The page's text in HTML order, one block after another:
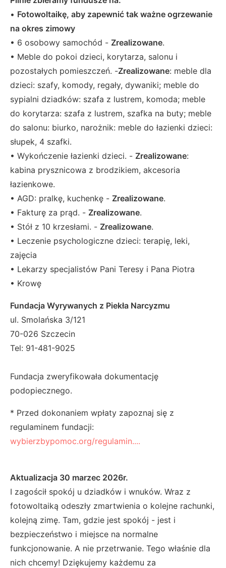
• Fotowoltaikę, aby zapewnić tak ważne ogrzewanie
na okres zimowy
• 6 osobowy samochód - Zrealizowane.
• Meble do pokoi dzieci, korytarza, salonu i
pozostałych pomieszczeń. -Zrealizowane: meble dla
dzieci: szafy, komody, regały, dywaniki; meble do
sypialni dziadków: szafa z lustrem, komoda; meble
do korytarza: szafa z lustrem, szafka na buty; meble
do salonu: biurko, narożnik: meble do łazienki dzieci:
słupek, 4 szafki.
• Wykończenie łazienki dzieci. - Zrealizowane:
kabina prysznicowa z brodzikiem, akcesoria
łazienkowe.
• AGD: pralkę, kuchenkę - Zrealizowane.
• Fakturę za prąd. - Zrealizowane.
• Stół z 10 krzesłami. - Zrealizowane.
• Leczenie psychologiczne dzieci: terapię, leki,
zajęcia
• Lekarzy specjalistów Pani Teresy i Pana Piotra
• Krowę
Fundacja Wyrywanych z Piekła Narcyzmu
ul. Smolańska 3/121
70-026 Szczecin
Tel: 91-481-9025
Fundacja zweryfikowała dokumentację
podopiecznego.
* Przed dokonaniem wpłaty zapoznaj się z
regulaminem fundacji:
wybierzbypomoc.org/regulamin....
Aktualizacja 30 marzec 2026r.
I zagościł spokój u dziadków i wnuków. Wraz z
fotowoltaiką odeszły zmartwienia o kolejne rachunki,
kolejną zimę. Tam, gdzie jest spokój - jest i
bezpieczeństwo i miejsce na normalne
funkcjonowanie. A nie przetrwanie. Tego właśnie dla
nich chcemy! Dziękujemy każdemu za